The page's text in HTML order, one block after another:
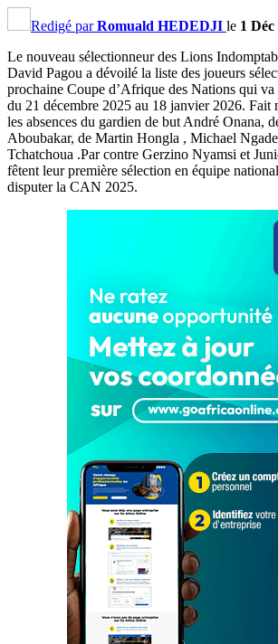
Redigé parRomuald HEDEDJI le 1 Déc
Le nouveau sélectionneur des Lions
David Pagou a dévoilé la liste des joueurs
prochaine Coupe d’Afrique des Nations qui
du 21 décembre 2025 au 18 janvier 2026. Fait
les absences du gardien de but André Onana,
Aboubakar, de Martin Hongla , Michael
Tchatchoua .Par contre Gerzino Nyamsi et
fêtent leur première sélection en équipe
disputer la CAN 2025.